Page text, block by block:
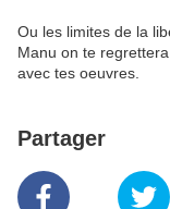
Ou les limites de la
Manu on te
avec tes oeuvres.
Partager